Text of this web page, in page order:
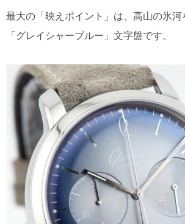
最大の「映えポイント」は、高山の氷河
「グレイシャーブルー」文字盤です。